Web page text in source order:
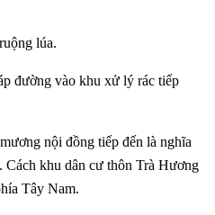
lúa.
đường vào khu xử lý rác tiếp
nội đồng tiếp đến là nghĩa
Cách khu dân cư thôn Trà Hương
Tây Nam.